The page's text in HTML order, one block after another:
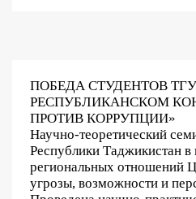
ПОБЕДА СТУДЕНТОВ
РЕСПУБЛИКАНСКОМ
ПРОТИВ КОРРУПЦИИ»
Научно-теоретический
Республики Таджикистан в
региональных отношений
угрозы, возможности и